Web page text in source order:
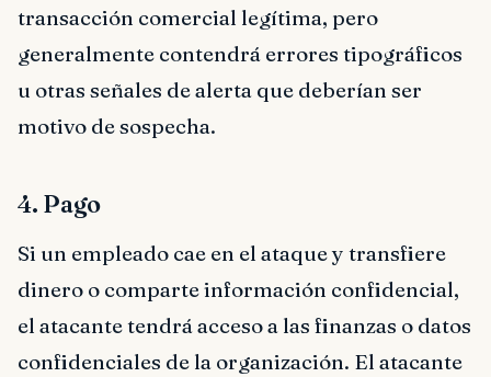
transacción comercial legítima, pero
generalmente contendrá errores tipográficos
u otras señales de alerta que deberían ser
motivo de sospecha.
4. Pago
Si un empleado cae en el ataque y transfiere
dinero o comparte información confidencial,
el atacante tendrá acceso a las finanzas o datos
confidenciales de la organización. El atacante